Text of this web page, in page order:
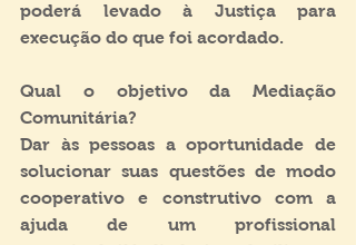
poderá levado à Justiça para
execução do que foi acordado.
Qual o objetivo da Mediação
Comunitária?
Dar às pessoas a oportunidade de
solucionar suas questões de modo
cooperativo e construtivo com a
ajuda de um profissional